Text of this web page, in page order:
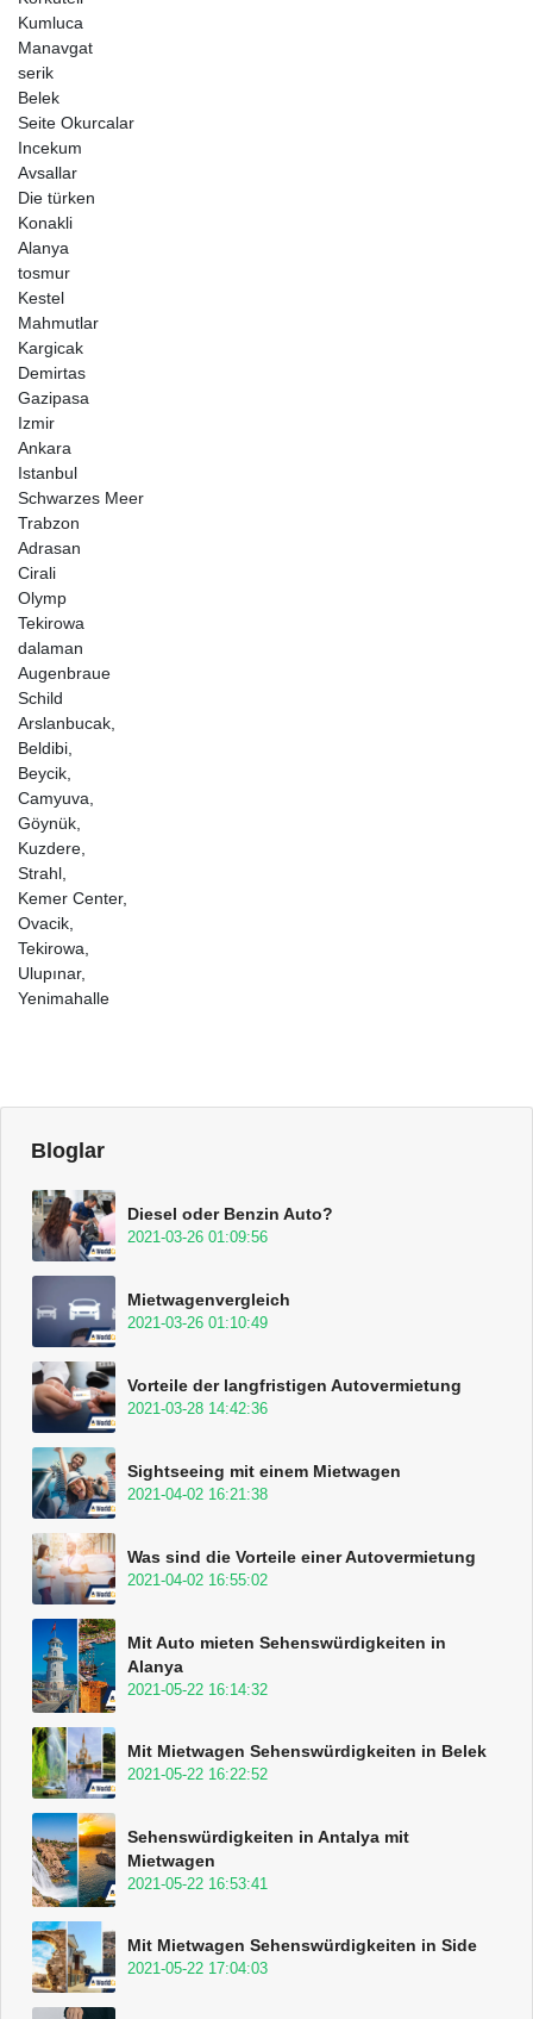
Kumluca
Manavgat
serik
Belek
Seite Okurcalar
Incekum
Avsallar
Die türken
Konakli
Alanya
tosmur
Kestel
Mahmutlar
Kargicak
Demirtas
Gazipasa
Izmir
Ankara
Istanbul
Schwarzes Meer
Trabzon
Adrasan
Cirali
Olymp
Tekirowa
dalaman
Augenbraue
Schild
Arslanbucak,
Beldibi,
Beycik,
Camyuva,
Göynük,
Kuzdere,
Strahl,
Kemer Center,
Ovacik,
Tekirowa,
Ulupınar,
Yenimahalle
Bloglar
Diesel oder Benzin Auto?
2021-03-26 01:09:56
Mietwagenvergleich
2021-03-26 01:10:49
Vorteile der langfristigen Autovermietung
2021-03-28 14:42:36
Sightseeing mit einem Mietwagen
2021-04-02 16:21:38
Was sind die Vorteile einer Autovermietung
2021-04-02 16:55:02
Mit Auto mieten Sehenswürdigkeiten in
Alanya
2021-05-22 16:14:32
Mit Mietwagen Sehenswürdigkeiten in Belek
2021-05-22 16:22:52
Sehenswürdigkeiten in Antalya mit
Mietwagen
2021-05-22 16:53:41
Mit Mietwagen Sehenswürdigkeiten in Side
2021-05-22 17:04:03